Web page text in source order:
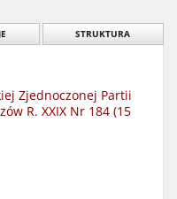
STRUKTURA
Zjednoczonej Partii
R. XXIX Nr 184 (15